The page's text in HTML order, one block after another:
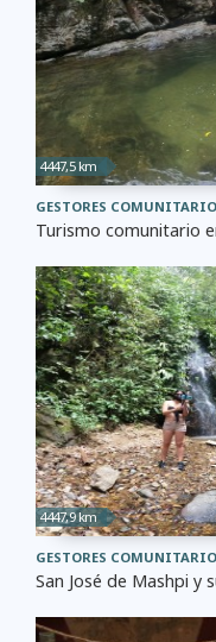
4447,5 km
GESTORES
Turismo comunitario
4447,9 km
GESTORES
San José de Mashpi y